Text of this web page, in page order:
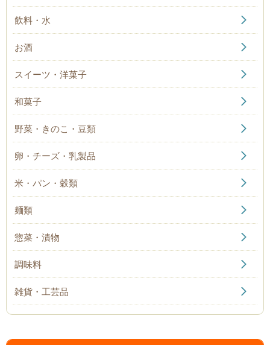
飲料・水
お酒
スイーツ・洋菓子
和菓子
野菜・きのこ・豆類
卵・チーズ・乳製品
米・パン・穀類
麺類
惣菜・漬物
調味料
雑貨・工芸品